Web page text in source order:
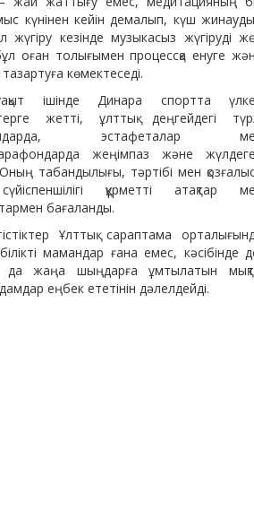
күнінен кейін демалып, күш
жүгіру кезінде музыкасыз жүгіруді
оған толығымен процессқа енуге
көмектеседі.
ішінде Динара спортта
жетті, ұлттық деңгейдегі
эстафеталар
жеңімпаз және
табандылығы, тәртібі мен
құрметті атақтар
бағаланды.
Ұлттық сараптама
мамандар ғана емес, кәсібінде
да жаңа шыңдарға ұмтылатын
еңбек ететінін дәлелдейді.